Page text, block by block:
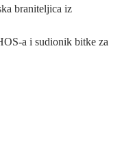
braniteljica iz
a i sudionik bitke za